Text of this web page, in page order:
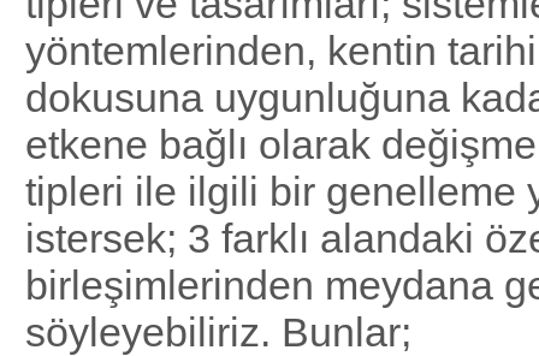
yöntemlerinden, kentin
dokusuna uygunluğuna
etkene bağlı olarak
tipleri ile ilgili bir genelleme
istersek; 3 farklı alandaki
birleşimlerinden meydana
söyleyebiliriz. Bunlar;